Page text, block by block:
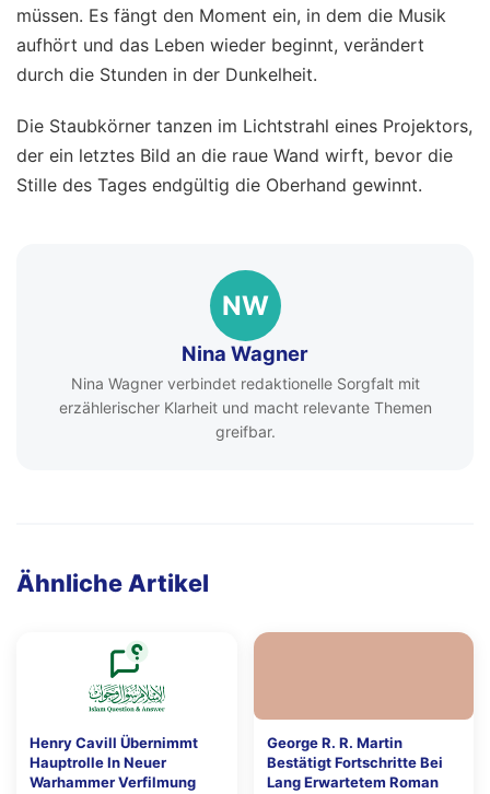
müssen. Es fängt den Moment ein, in dem die Musik
aufhört und das Leben wieder beginnt, verändert
durch die Stunden in der Dunkelheit.
Die Staubkörner tanzen im Lichtstrahl eines Projektors,
der ein letztes Bild an die raue Wand wirft, bevor die
Stille des Tages endgültig die Oberhand gewinnt.
NW
Nina Wagner
Nina Wagner verbindet redaktionelle Sorgfalt mit
erzählerischer Klarheit und macht relevante Themen
greifbar.
Ähnliche Artikel
Henry Cavill Übernimmt
Hauptrolle In Neuer
Warhammer Verfilmung
George R. R. Martin
Bestätigt Fortschritte Bei
Lang Erwartetem Roman